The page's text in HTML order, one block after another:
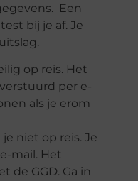
Een
bij je af. Je
op reis. Het
per e-
als je erom
niet op reis. Je
mail. Het
de GGD. Ga in